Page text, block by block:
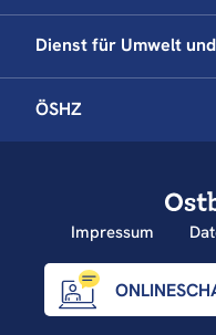
Dienst für Umwelt und
ÖSHZ
Impressum